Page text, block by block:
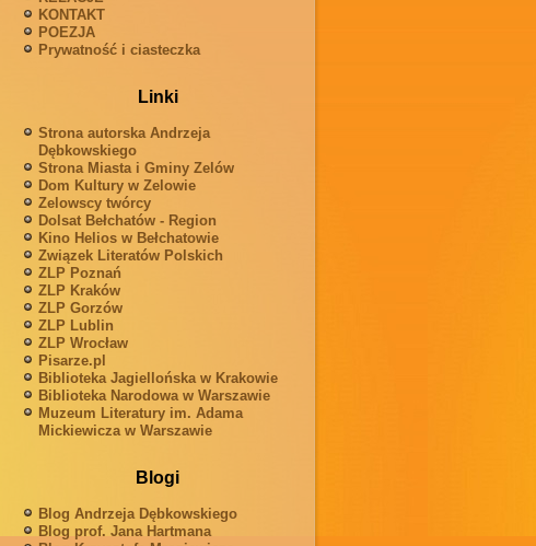
KONTAKT
POEZJA
Prywatność i ciasteczka
Linki
Strona autorska Andrzeja
Dębkowskiego
Strona Miasta i Gminy Zelów
Dom Kultury w Zelowie
Zelowscy twórcy
Dolsat Bełchatów - Region
Kino Helios w Bełchatowie
Związek Literatów Polskich
ZLP Poznań
ZLP Kraków
ZLP Gorzów
ZLP Lublin
ZLP Wrocław
Pisarze.pl
Biblioteka Jagiellońska w Krakowie
Biblioteka Narodowa w Warszawie
Muzeum Literatury im. Adama
Mickiewicza w Warszawie
Blogi
Blog Andrzeja Dębkowskiego
Blog prof. Jana Hartmana